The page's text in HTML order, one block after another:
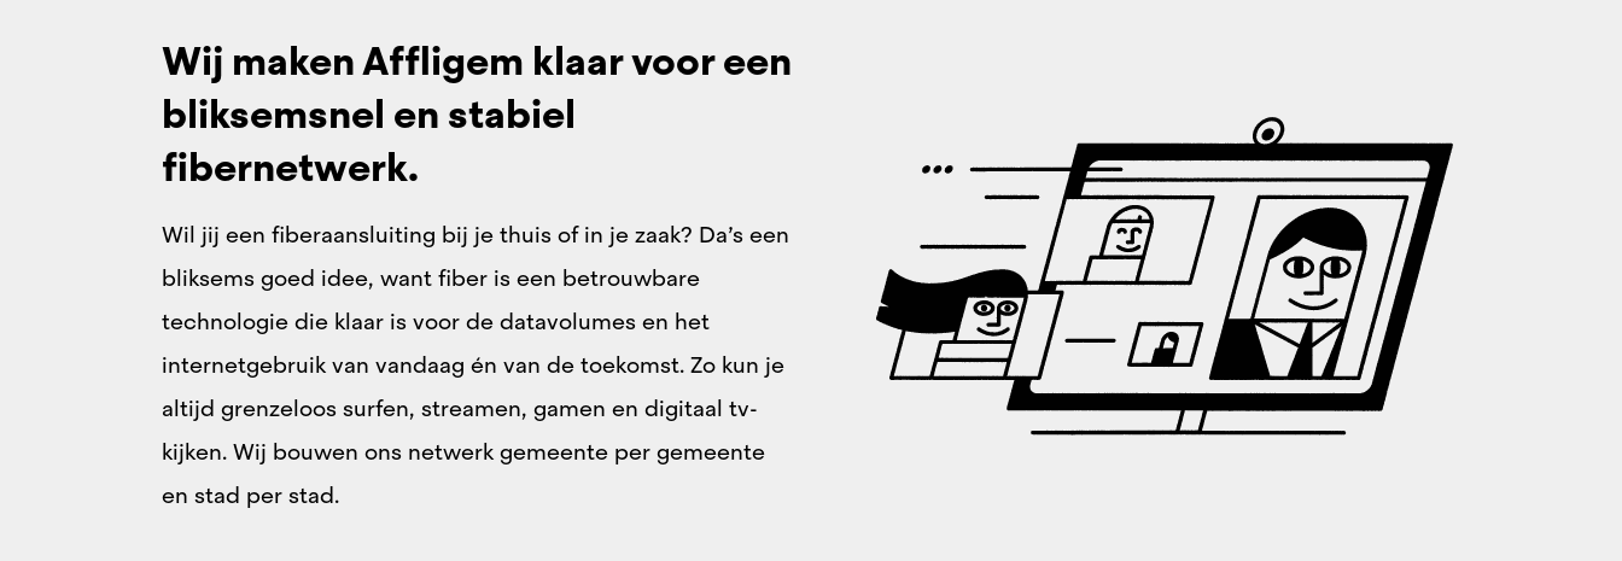
Wij maken Affligem klaar voor een
bliksemsnel ​en stabiel
fibernetwerk.​
Wil jij een fiberaansluiting bij je thuis of in je zaak? Da’s een
bliksems goed idee, want fiber is een betrouwbare
technologie die klaar is voor de datavolumes en het
internetgebruik van vandaag én van de toekomst. Zo kun je
altijd grenzeloos surfen, streamen, gamen en digitaal tv-
kijken. Wij bouwen ons netwerk gemeente per gemeente
en stad per stad.